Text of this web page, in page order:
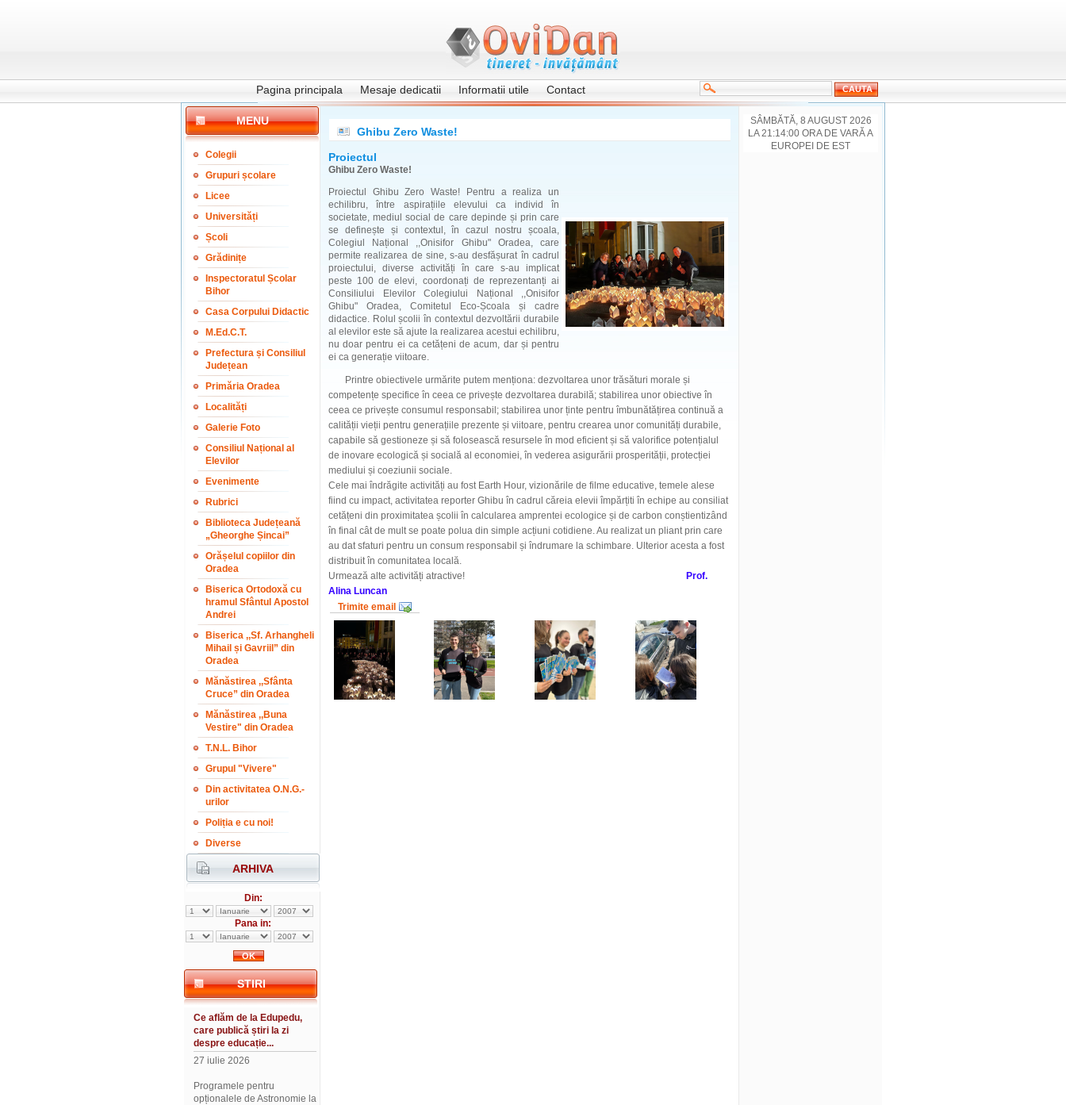
Pagina principala Mesaje dedicatii Informatii utile Contact
MENU
Colegii
Grupuri școlare
Licee
Universități
Școli
Grădinițe
Inspectoratul Școlar
Bihor
Casa Corpului Didactic
M.Ed.C.T.
Prefectura și Consiliul
Județean
Primăria Oradea
Localități
Galerie Foto
Consiliul Național al
Elevilor
Evenimente
Rubrici
Biblioteca Județeană
„Gheorghe Șincai”
Orășelul copiilor din
Oradea
Biserica Ortodoxă cu
hramul Sfântul Apostol
Andrei
Biserica ,,Sf. Arhangheli
Mihail și Gavriil” din
Oradea
Mănăstirea ,,Sfânta
Cruce” din Oradea
Mănăstirea ,,Buna
Vestire" din Oradea
T.N.L. Bihor
Grupul "Vivere"
Din activitatea O.N.G.-
urilor
Poliția e cu noi!
Diverse
ARHIVA
Din:
Pana in:
STIRI
Ce aflăm de la Edupedu,
care publică știri la zi
despre educație...
27 iulie 2026
Programele pentru
opționalele de Astronomie la
Ghibu Zero Waste!
Proiectul
Ghibu Zero Waste!
Proiectul Ghibu Zero Waste! Pentru a realiza un
echilibru, între aspirațiile elevului ca individ în
societate, mediul social de care depinde și prin care
se definește și contextul, în cazul nostru școala,
Colegiul Național ,,Onisifor Ghibu" Oradea, care
permite realizarea de sine, s-au desfășurat în cadrul
proiectului, diverse activități în care s-au implicat
peste 100 de elevi, coordonați de reprezentanți ai
Consiliului Elevilor Colegiului Național ,,Onisifor
Ghibu" Oradea, Comitetul Eco-Școala și cadre
didactice. Rolul școlii în contextul dezvoltării durabile
al elevilor este să ajute la realizarea acestui echilibru,
nu doar pentru ei ca cetățeni de acum, dar și pentru
ei ca generație viitoare.
Printre obiectivele urmărite putem menționa: dezvoltarea unor trăsături morale și
competențe specifice în ceea ce privește dezvoltarea durabilă; stabilirea unor obiective în
ceea ce privește consumul responsabil; stabilirea unor ținte pentru îmbunătățirea continuă a
calității vieții pentru generațiile prezente și viitoare, pentru crearea unor comunități durabile,
capabile să gestioneze și să folosească resursele în mod eficient și să valorifice potențialul
de inovare ecologică și socială al economiei, în vederea asigurării prosperității, protecției
mediului și coeziunii sociale.
Cele mai îndrăgite activități au fost Earth Hour, vizionările de filme educative, temele alese
fiind cu impact, activitatea reporter Ghibu în cadrul căreia elevii împărțiti în echipe au consiliat
cetățeni din proximitatea școlii în calcularea amprentei ecologice și de carbon conștientizând
în final cât de mult se poate polua din simple acțiuni cotidiene. Au realizat un pliant prin care
au dat sfaturi pentru un consum responsabil și îndrumare la schimbare. Ulterior acesta a fost
distribuit în comunitatea locală.
Urmează alte activități atractive!
Prof.
Alina Luncan
Trimite email
SÂMBĂTĂ, 8 AUGUST 2026
LA 21:14:00 ORA DE VARĂ A
EUROPEI DE EST